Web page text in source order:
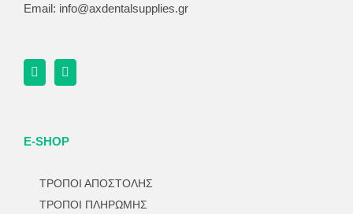
Email: info@axdentalsupplies.gr
E-SHOP
ΤΡΟΠΟΙ ΑΠΟΣΤΟΛΗΣ
ΤΡΟΠΟΙ ΠΛΗΡΩΜΗΣ